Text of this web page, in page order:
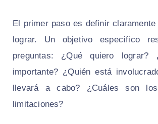
El primer paso es definir
lograr. Un objetivo específico
preguntas: ¿Qué quiero lograr?
importante? ¿Quién está
llevará a cabo? ¿Cuáles son
limitaciones?